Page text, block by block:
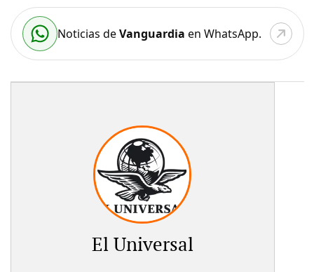
Noticias deVanguardia en WhatsApp.
El Universal